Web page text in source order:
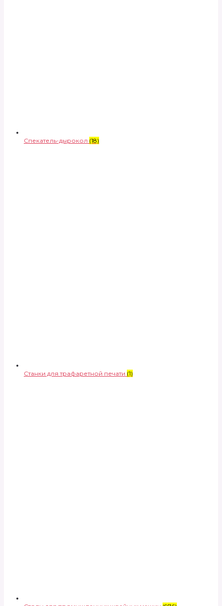
Спекатель-дырокол (18)
Станки для трафаретной печати (1)